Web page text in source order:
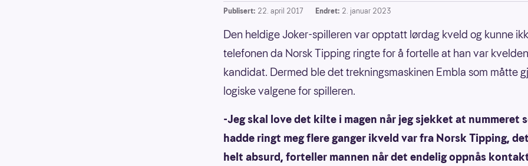
Publisert: 22. april 2017 Endret: 2. januar 2023
Den heldige Joker-spilleren var opptatt lørdag kveld og kunne
telefonen da Norsk Tipping ringte for å fortelle at han var
kandidat. Dermed ble det trekningsmaskinen Embla som måtte
logiske valgene for spilleren.
-Jeg skal love det kilte i magen når jeg sjekket at nummeret
hadde ringt meg flere ganger ikveld var fra Norsk Tipping,
helt absurd, forteller mannen når det endelig oppnås